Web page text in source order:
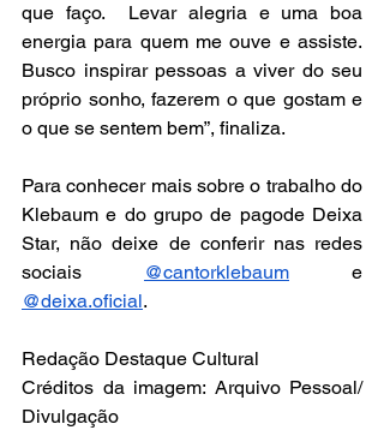
que faço.  Levar alegria e uma boa
energia para quem me ouve e assiste.
Busco inspirar pessoas a viver do seu
próprio sonho, fazerem o que gostam e
o que se sentem bem”, finaliza.
Para conhecer mais sobre o trabalho do
Klebaum e do grupo de pagode Deixa
Star, não deixe de conferir nas redes
sociais
@cantorklebaum
@deixa.oficial.
Redação Destaque Cultural
Créditos da imagem: Arquivo Pessoal/
Divulgação